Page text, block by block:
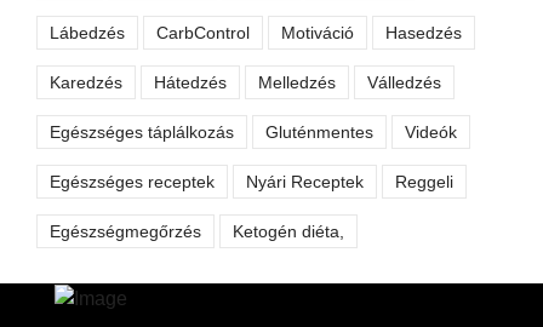
Lábedzés CarbControl Motiváció Hasedzés
Karedzés Hátedzés Melledzés Válledzés
Egészséges táplálkozás Gluténmentes Videók
Egészséges receptek Nyári Receptek Reggeli
Egészségmegőrzés Ketogén diéta,